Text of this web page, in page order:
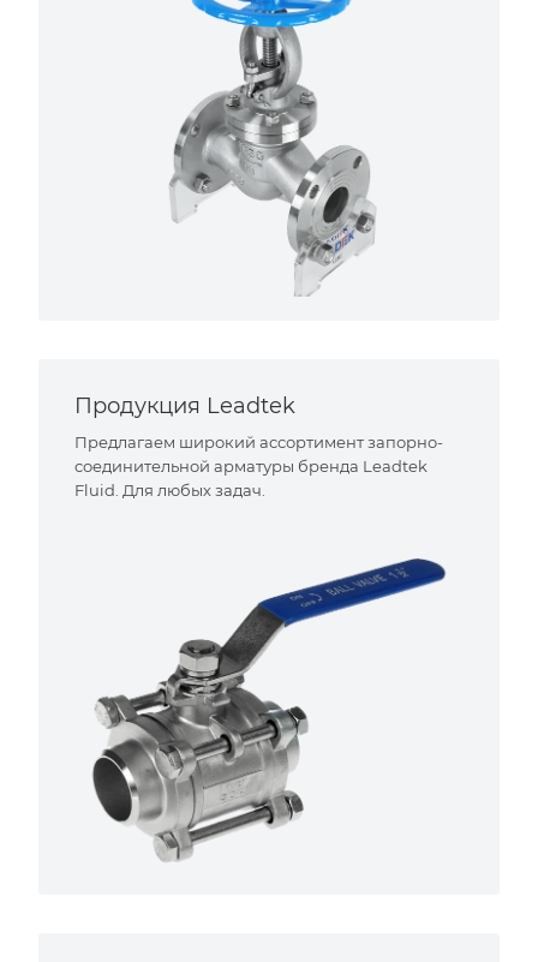
Продукция Leadtek
Предлагаем широкий ассортимент запорно-
соединительной арматуры бренда Leadtek
Fluid. Для любых задач.